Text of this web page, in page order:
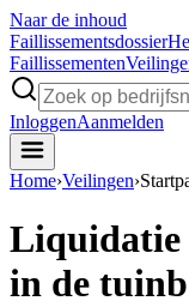
Naar de inhoud
Faillissementsdossier
Faillissementen
InloggenAanmelden
Home›Veilingen›
Liquidatie
in de